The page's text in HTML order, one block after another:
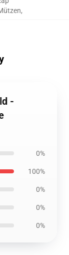
,
-
0%
100%
0%
0%
0%